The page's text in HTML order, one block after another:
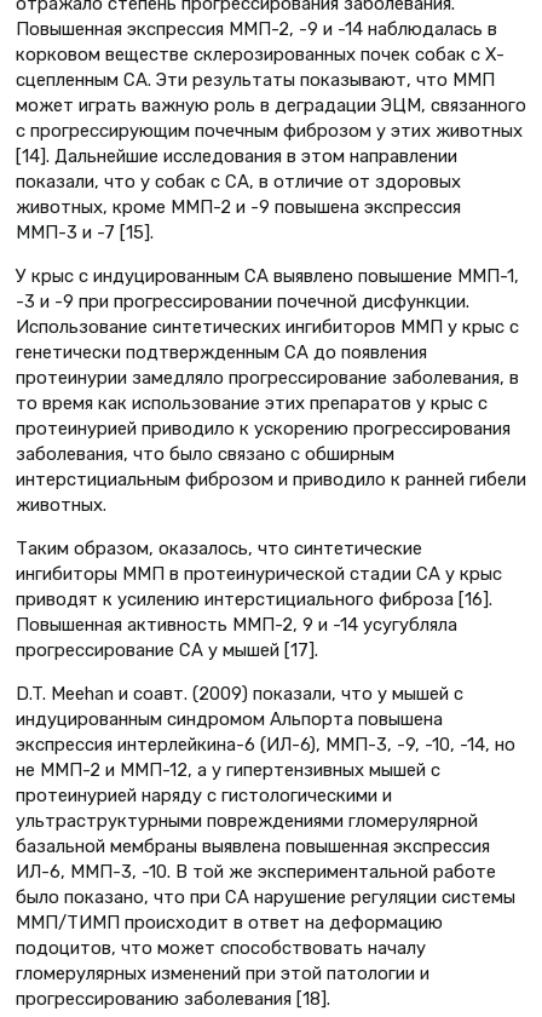
Повышенная экспрессия ММП-2, -9 и -14 наблюдалась в
корковом веществе склерозированных почек собак с Х-
сцепленным СА. Эти результаты показывают, что ММП
может играть важную роль в деградации ЭЦМ, связанного
с прогрессирующим почечным фиброзом у этих животных
[14]. Дальнейшие исследования в этом направлении
показали, что у собак с СА, в отличие от здоровых
животных, кроме ММП-2 и -9 повышена экспрессия
ММП-3 и -7 [15].
У крыс с индуцированным СА выявлено повышение ММП-1,
-3 и -9 при прогрессировании почечной дисфункции.
Использование синтетических ингибиторов ММП у крыс с
генетически подтвержденным СА до появления
протеинурии замедляло прогрессирование заболевания, в
то время как использование этих препаратов у крыс с
протеинурией приводило к ускорению прогрессирования
заболевания, что было связано с обширным
интерстициальным фиброзом и приводило к ранней гибели
животных.
Таким образом, оказалось, что синтетические
ингибиторы ММП в протеинурической стадии СА у крыс
приводят к усилению интерстициального фиброза [16].
Повышенная активность ММП-2, 9 и -14 усугубляла
прогрессирование СА у мышей [17].
D.T. Meehan и соавт. (2009) показали, что у мышей с
индуцированным синдромом Альпорта повышена
экспрессия интерлейкина-6 (ИЛ-6), ММП-3, -9, -10, -14, но
не ММП-2 и ММП-12, а у гипертензивных мышей с
протеинурией наряду с гистологическими и
ультраструктурными повреждениями гломерулярной
базальной мембраны выявлена повышенная экспрессия
ИЛ-6, ММП-3, -10. В той же экспериментальной работе
было показано, что при СА нарушение регуляции системы
ММП/ТИМП происходит в ответ на деформацию
подоцитов, что может способствовать началу
гломерулярных изменений при этой патологии и
прогрессированию заболевания [18].